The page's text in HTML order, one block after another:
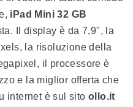
iPad Mini 32 GB
Il display è da 7,9", la
la risoluzione della
il processore è
e la miglior offerta che
internet è sul sito ollo.it